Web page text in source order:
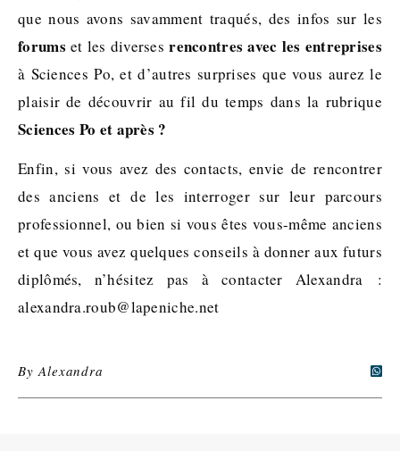
que nous avons savamment traqués, des infos sur les
forums et les diversesrencontres avec les entreprises
à Sciences Po, et d’autres surprises que vous aurez le
plaisir de découvrir au fil du temps dans la rubrique
Sciences Po et après ?
Enfin, si vous avez des contacts, envie de rencontrer
des anciens et de les interroger sur leur parcours
professionnel, ou bien si vous êtes vous-même anciens
et que vous avez quelques conseils à donner aux futurs
diplômés, n’hésitez pas à contacter Alexandra :
alexandra.roub@lapeniche.net
ByAlexandra